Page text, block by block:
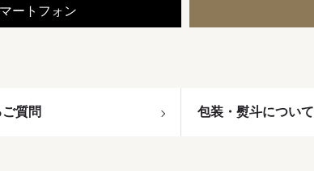
ートフォン
質問 包装・熨斗について